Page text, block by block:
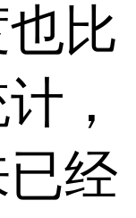
比
，
经